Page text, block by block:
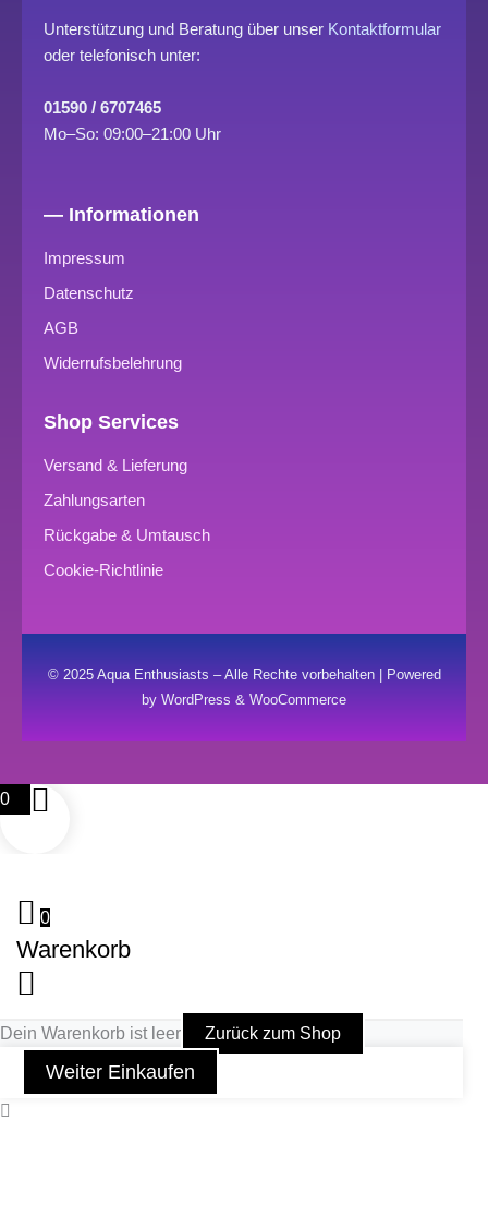
Unterstützung und Beratung über unser Kontaktformular
oder telefonisch unter:
01590 / 6707465
Mo–So: 09:00–21:00 Uhr
— Informationen
Impressum
Datenschutz
AGB
Widerrufsbelehrung
Shop Services
Versand & Lieferung
Zahlungsarten
Rückgabe & Umtausch
Cookie-Richtlinie
© 2025 Aqua Enthusiasts – Alle Rechte vorbehalten | Powered
by WordPress & WooCommerce
0
0
Warenkorb
Dein Warenkorb ist leer Zurück zum Shop
Weiter Einkaufen